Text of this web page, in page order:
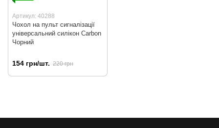
Артикул: 40288
Чохол на пульт сигналізації
універсальний силікон Carbon
Чорний
154 грн/шт. 220 грн